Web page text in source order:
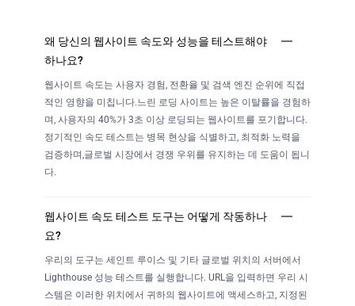
왜 당신의 웹사이트 속도와 성능을 테스트해야
하나요?
웹사이트 속도는 사용자 경험, 전환율 및 검색 엔진 순위에 직접
적인 영향을 미칩니다.느린 로딩 사이트는 높은 이탈률을 경험하
며, 사용자의 40%가 3초 이상 로딩되는 웹사이트를 포기합니다.
정기적인 속도 테스트는 병목 현상을 식별하고, 최적화 노력을
검증하며,글로벌 시장에서 경쟁 우위를 유지하는 데 도움이 됩니
다.
웹사이트 속도 테스트 도구는 어떻게 작동하나
요?
우리의 도구는 세인트 루이스 및 기타 글로벌 위치의 서버에서
Lighthouse 성능 테스트를 실행합니다. URL을 입력하면 우리 시
스템은 이러한 위치에서 귀하의 웹사이트에 액세스하고, 지정된